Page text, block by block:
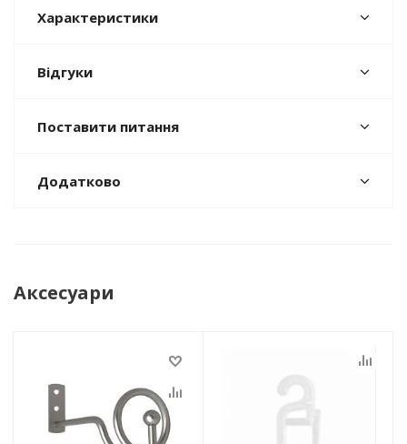
Характеристики
Відгуки
Поставити питання
Додатково
Аксесуари